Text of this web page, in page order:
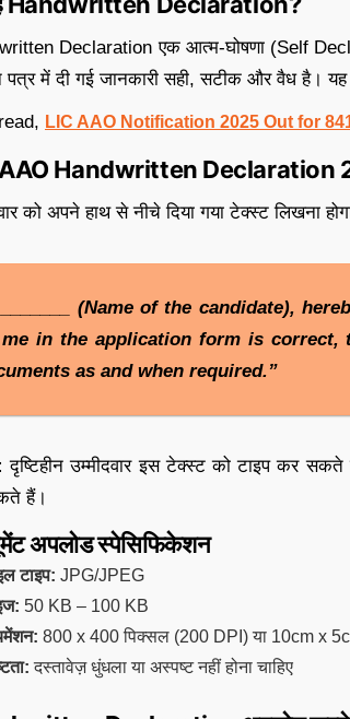
Declaration एक आत्म-घोषणा (Self
में दी गई जानकारी सही, सटीक और वैध है। यह
LIC AAO Notification 2025 Out for
Handwritten Declaration
को अपने हाथ से नीचे दिया गया टेक्स्ट लिखना
(Name of the candidate),
in the application form is
as and when required.”
दृष्टिहीन उम्मीदवार इस टेक्स्ट को टाइप कर
हैं।
अपलोड स्पेसिफिकेशन
टाइप: JPG/JPEG
50 KB – 100 KB
800 x 400 पिक्सल (200 DPI) या 10cm x
दस्तावेज़ धुंधला या अस्पष्ट नहीं होना चाहिए